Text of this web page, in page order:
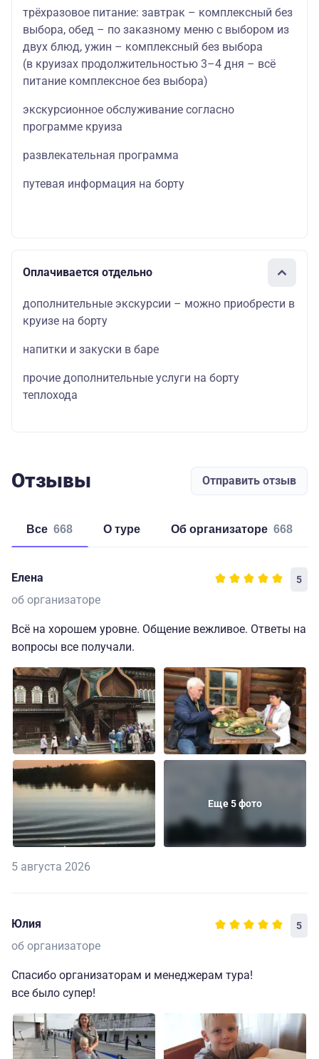
трёхразовое питание: завтрак – комплексный без
выбора, обед – по заказному меню с выбором из
двух блюд, ужин – комплексный без выбора
(в круизах продолжительностью 3–4 дня – всё
питание комплексное без выбора)
экскурсионное обслуживание согласно
программе круиза
развлекательная программа
путевая информация на борту
Оплачивается отдельно
дополнительные экскурсии – можно приобрести в
круизе на борту
напитки и закуски в баре
прочие дополнительные услуги на борту
теплохода
Отзывы Отправить отзыв
Все 668 о туре об организаторе 668
Елена 5
об организаторе
Всё на хорошем уровне. Общение вежливое. Ответы на
вопросы все получали.
Еще 5 фото
5 августа 2026
Юлия 5
об организаторе
Спасибо организаторам и менеджерам тура!
все было супер!